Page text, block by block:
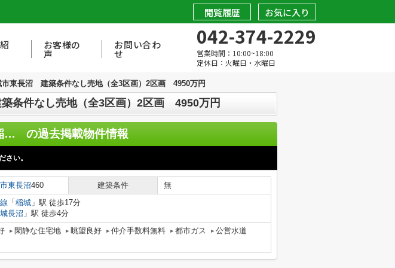
閲覧履歴 お気に入り
お客様の
声
お問い合わ
せ
042-374-2229
営業時間：10:00~18:00
定休日：火曜日・水曜日
市東長沼 建築条件なし売地（全3区画）2区画 4950万円
条件なし売地（全3区画）2区画 4950万円
【仲介手数料無料！！】稲城市東長沼 建築条件なし売地（全3区画）2区画 4950万円 の過去掲載物件情報
さい。
東長沼460 建築条件 無
「 稲城 」駅 徒歩17分
長沼 」駅 徒歩4分
閑静な住宅地 眺望良好 仲介手数料無料 都市ガス
公営水道